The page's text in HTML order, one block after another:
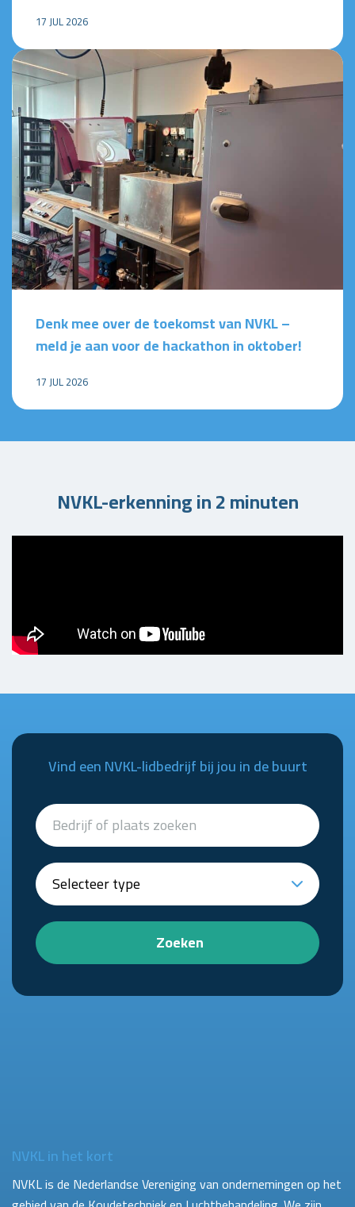
17 JUL 2026
Denk mee over de toekomst van NVKL –
meld je aan voor de hackathon in oktober!
17 JUL 2026
NVKL-erkenning in 2 minuten
Vind een NVKL-lidbedrijf bij jou in de buurt
Zoeken
NVKL in het kort
NVKL is de Nederlandse Vereniging van ondernemingen op het